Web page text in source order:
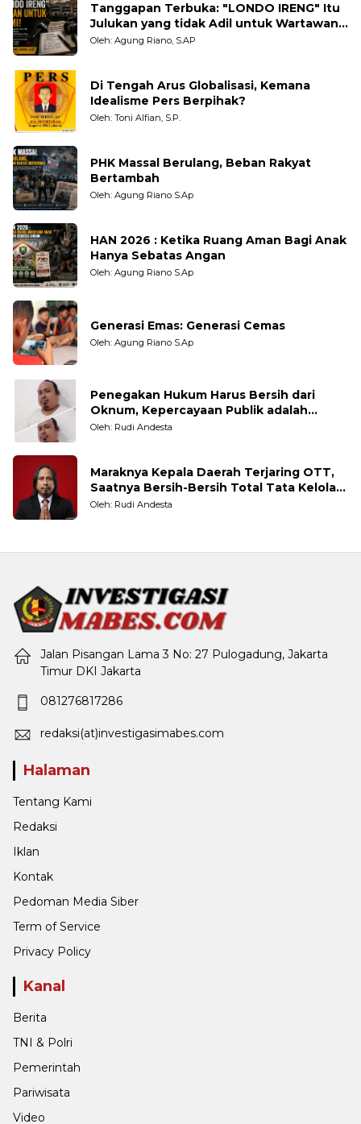
Tanggapan Terbuka: "LONDO IRENG" Itu
Julukan yang tidak Adil untuk Wartawan,
Pengamat dan LSM
Oleh: Agung Riano, S.AP
Di Tengah Arus Globalisasi, Kemana
Idealisme Pers Berpihak?
Oleh: Toni Alfian, S.P.
PHK Massal Berulang, Beban Rakyat
Bertambah
Oleh: Agung Riano S.Ap
HAN 2026 : Ketika Ruang Aman Bagi Anak
Hanya Sebatas Angan
Oleh: Agung Riano S.Ap
Generasi Emas: Generasi Cemas
Oleh: Agung Riano S.Ap
Penegakan Hukum Harus Bersih dari
Oknum, Kepercayaan Publik adalah
Taruhannya
Oleh: Rudi Andesta
Maraknya Kepala Daerah Terjaring OTT,
Saatnya Bersih-Bersih Total Tata Kelola
Pemerintahan
Oleh: Rudi Andesta
Jalan Pisangan Lama 3 No: 27 Pulogadung, Jakarta
Timur DKI Jakarta
081276817286
redaksi(at)investigasimabes.com
Halaman
Tentang Kami
Redaksi
Iklan
Kontak
Pedoman Media Siber
Term of Service
Privacy Policy
Kanal
Berita
TNI & Polri
Pemerintah
Pariwisata
Video